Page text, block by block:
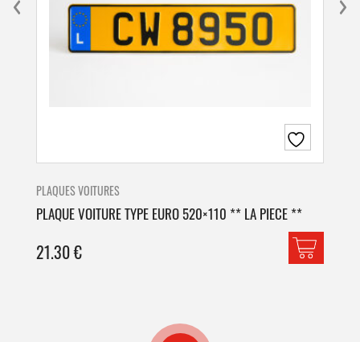
PLAQUES VOITURES
PLAQUE VOITURE TYPE EURO 520×110 ** LA PIECE **
21.30€